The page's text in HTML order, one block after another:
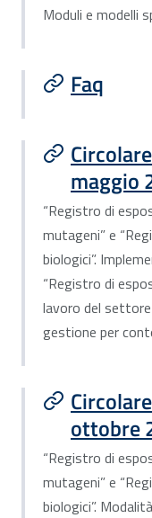
Moduli e modelli
Faq
maggio
“Registro di
mutageni” e
biologici”.
“Registro di
lavoro del
gestione per
ottobre
“Registro di
mutageni” e
biologici”.